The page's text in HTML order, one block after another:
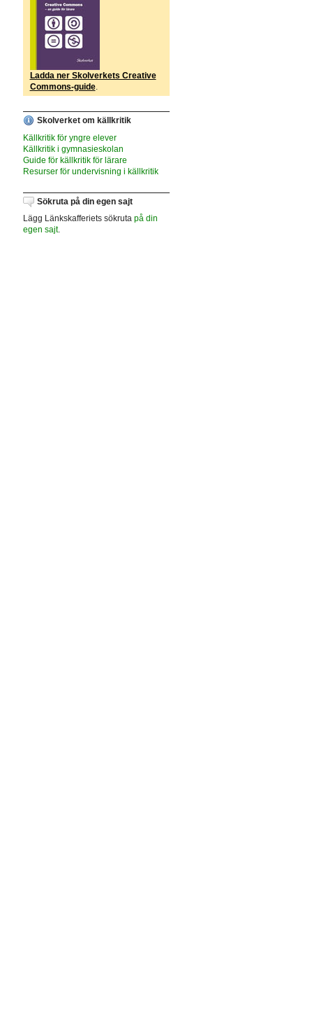
Ladda ner Skolverkets Creative
Commons-guide.
Skolverket om källkritik
Källkritik för yngre elever
Källkritik i gymnasieskolan
Guide för källkritik för lärare
Resurser för undervisning i källkritik
Sökruta på din egen sajt
Lägg Länkskafferiets sökruta på din
egen sajt.